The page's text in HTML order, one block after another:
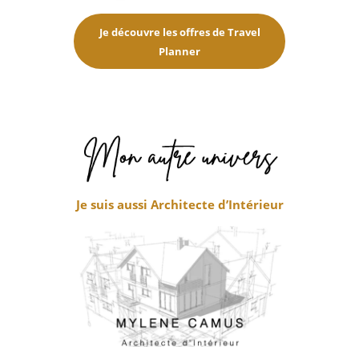
Je découvre les offres de Travel
Planner
Je suis aussi Architecte d’Intérieur